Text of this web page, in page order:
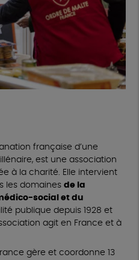
française d’une
est une association
à la charité. Elle intervient
les domaines de la
social et du
publique depuis 1928 et
agit en France et à
gère et coordonne 13